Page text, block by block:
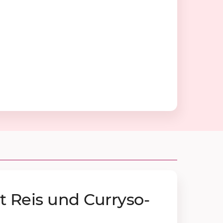
Reis und Cur­ry­so­